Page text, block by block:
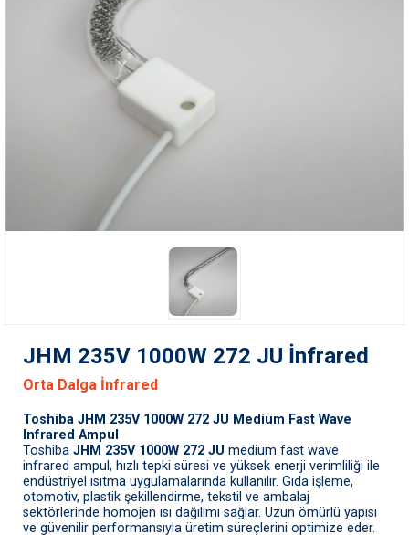
JHM 235V 1000W 272 JU İnfrared
Orta Dalga İnfrared
Toshiba JHM 235V 1000W 272 JU Medium Fast Wave
Infrared Ampul
Toshiba JHM 235V 1000W 272 JU medium fast wave
infrared ampul, hızlı tepki süresi ve yüksek enerji verimliliği ile
endüstriyel ısıtma uygulamalarında kullanılır. Gıda işleme,
otomotiv, plastik şekillendirme, tekstil ve ambalaj
sektörlerinde homojen ısı dağılımı sağlar. Uzun ömürlü yapısı
ve güvenilir performansıyla üretim süreçlerini optimize eder.